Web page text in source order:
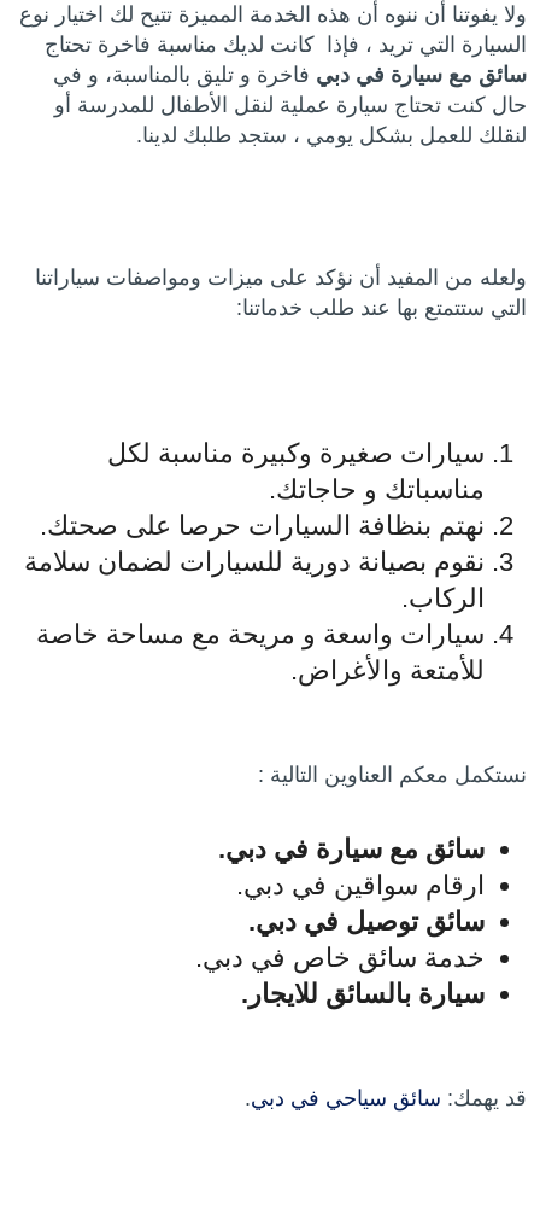
ولا يفوتنا أن ننوه أن هذه الخدمة المميزة تتيح لك اختيار نوع
السيارة التي تريد ، فإذا كانت لديك مناسبة فاخرة تحتاج
سائق مع سيارة في دبي فاخرة و تليق بالمناسبة، و في
حال كنت تحتاج سيارة عملية لنقل الأطفال للمدرسة أو
لنقلك للعمل بشكل يومي ، ستجد طلبك لدينا.
ولعله من المفيد أن نؤكد على ميزات ومواصفات سياراتنا
التي ستتمتع بها عند طلب خدماتنا:
سيارات صغيرة وكبيرة مناسبة لكل
مناسباتك و حاجاتك.
نهتم بنظافة السيارات حرصا على صحتك.
نقوم بصيانة دورية للسيارات لضمان سلامة
الركاب.
سيارات واسعة و مريحة مع مساحة خاصة
للأمتعة والأغراض.
نستكمل معكم العناوين التالية :
سائق مع سيارة في دبي.
ارقام سواقين في دبي.
سائق توصيل في دبي.
خدمة سائق خاص في دبي.
سيارة بالسائق للايجار.
قد يهمك: سائق سياحي في دبي.